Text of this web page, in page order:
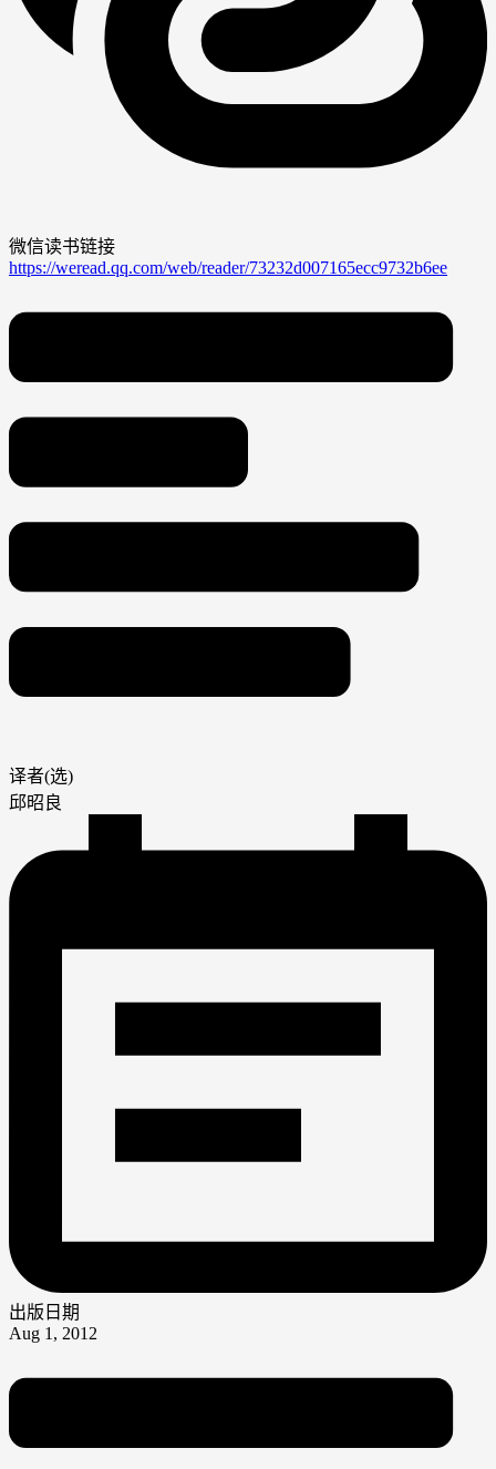
微信读书链接
https://weread.qq.com/web/reader/73232d007165ecc9732b6ee
译者(选)
邱昭良
出版日期
Aug 1, 2012